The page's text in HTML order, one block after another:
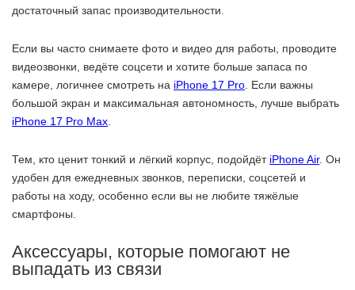
достаточный запас производительности.
Если вы часто снимаете фото и видео для работы, проводите
видеозвонки, ведёте соцсети и хотите больше запаса по
камере, логичнее смотреть на iPhone 17 Pro . Если важны
большой экран и максимальная автономность, лучше выбрать
iPhone 17 Pro Max
Тем, кто ценит тонкий и лёгкий корпус, подойдёт iPhone Air. Он
удобен для ежедневных звонков, переписки, соцсетей и
работы на ходу, особенно если вы не любите тяжёлые
смартфоны.
Аксессуары, которые помогают не
выпадать из связи